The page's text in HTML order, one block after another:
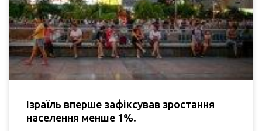
Ізраїль вперше зафіксував зростання
населення менше 1%.